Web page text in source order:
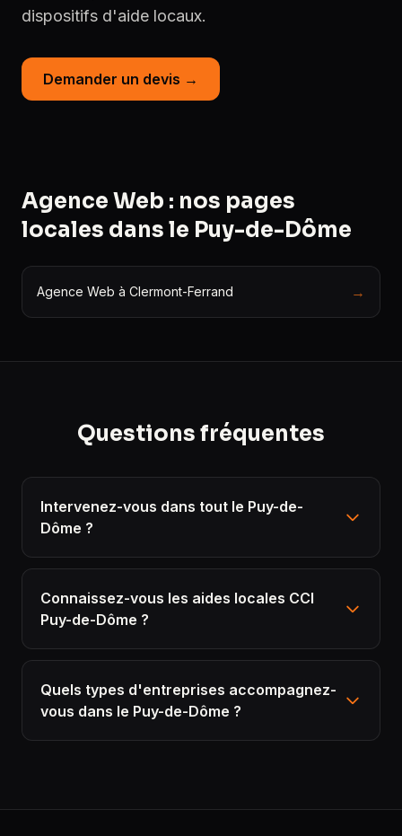
dispositifs d'aide locaux.
Demander un devis →
Agence Web : nos pages
locales dans le Puy-de-Dôme
Agence Web à Clermont-Ferrand →
Questions fréquentes
Intervenez-vous dans tout le Puy-de-
Dôme ?
Connaissez-vous les aides locales CCI
Puy-de-Dôme ?
Quels types d'entreprises accompagnez-
vous dans le Puy-de-Dôme ?